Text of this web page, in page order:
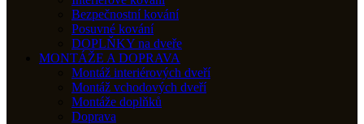
Bezpečnostní kování
Posuvné kování
DOPLŇKY na dveře
MONTÁŽE A DOPRAVA
Montáž interiérových dveří
Montáž vchodových dveří
Montáže doplňků
Doprava